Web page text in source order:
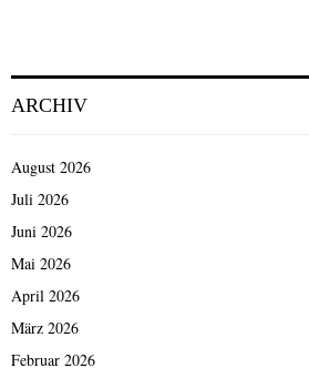
ARCHIV
August 2026
Juli 2026
Juni 2026
Mai 2026
April 2026
März 2026
Februar 2026